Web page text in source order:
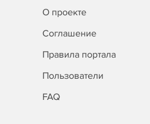
О проекте
Соглашение
Правила портала
Пользователи
FAQ